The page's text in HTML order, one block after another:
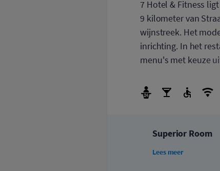
7 Hotel & Fitness
9 kilometer van
wijnstreek. Het
inrichting. In het
menu's met keuze
zwembad en
voor personen
kunt drinken en
Superior Room
Lees meer